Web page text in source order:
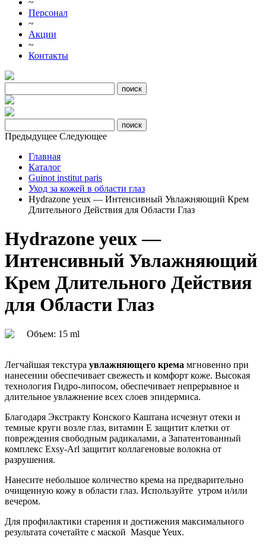
~
Персонал
~
Акции
~
Контакты
Предыдущее Следующее
Главная
Каталог
Guinot institut paris
Уход за кожей в области глаз
Hydrazone yeux — Интенсивный Увлажняющий Крем
Длительного Действия для Области Глаз
Hydrazone yeux —
Интенсивный Увлажняющий
Крем Длительного Действия
для Области Глаз
Объем: 15 ml
Легчайшая текстура увлажняющего крема мгновенно при
нанесении обеспечивает свежесть и комфорт коже. Высокая
технология Гидро-липосом, обеспечивает непрерывное и
длительное увлажнение всех слоев эпидермиса.
Благодаря Экстракту Конского Каштана исчезнут отеки и
темные круги возле глаз, витамин Е защитит клетки от
повреждения свободным радикалами, а Запатентованный
комплекс Exsy-Arl защитит коллагеновые волокна от
разрушения.
Нанесите небольшое количество крема на предварительно
очищенную кожу в области глаз. Используйте утром и/или
вечером.
Для профилактики старения и достижения максимального
результата сочетайте с маской Masque Yeux.